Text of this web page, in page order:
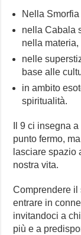
Nella
nella Cabala
nella materia,
nelle
base alle
in ambito
spiritualità.
Il 9 ci insegna
punto fermo,
lasciare spazio
nostra vita.
Comprendere il
entrare in
invitandoci a
più e a